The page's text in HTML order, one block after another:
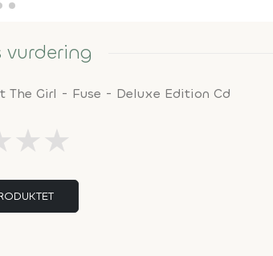
vurdering
The Girl - Fuse - Deluxe Edition Cd
★★